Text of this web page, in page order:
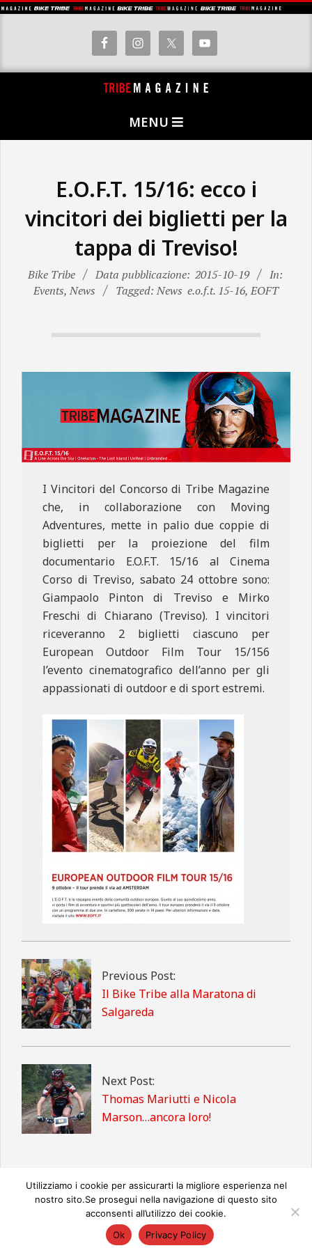
Skip
I
MENU
E.O.F.T. 15/16: ecco i
vincitori dei biglietti per la
tappa di Treviso!
Bike Tribe Data pubblicazione: 2015-10-19
In:
Events, News Tagged: News e.o.f.t. 15-16, EOFT
I Vincitori del Concorso di Tribe Magazine
che, in collaborazione con Moving
Adventures, mette in palio due coppie di
biglietti per la proiezione del film
documentario E.O.F.T. 15/16 al Cinema
Corso di Treviso, sabato 24 ottobre sono:
Giampaolo Pinton di Treviso e Mirko
Freschi di Chiarano (Treviso). I vincitori
riceveranno 2 biglietti ciascuno per
European Outdoor Film Tour 15/156
l’evento cinematografico dell’anno per gli
appassionati di outdoor e di sport estremi.
2015-
10-
19
Previous Post:
Il Bike Tribe alla Maratona di
Salgareda
Next Post:
Thomas Mariutti e Nicola
Marson…ancora loro!
© 2026
Utilizziamo i cookie per assicurarti la migliore esperienza nel
nostro sito.Se prosegui nella navigazione di questo sito
acconsenti all’utilizzo dei cookie.
Ok
Privacy Policy